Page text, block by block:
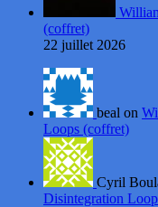
(coffret)
22 juillet 2026
beal on
Loops (coffret)
Cyril
Disintegration